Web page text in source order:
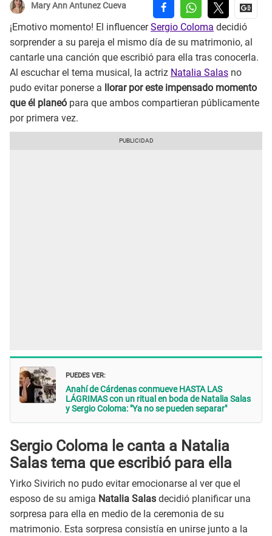
Mary Ann Antunez Cueva
¡Emotivo momento! El influencerSergio Coloma decidió
sorprender a su pareja el mismo día de su matrimonio, al
cantarle una canción que escribió para ella tras conocerla.
Al escuchar el tema musical, la actriz Natalia Salas no
pudo evitar ponerse a
llorar por este impensado momento
que él planeó para que ambos compartieran públicamente
por primera vez.
PUEDES VER:
Anahí de Cárdenas conmueve HASTA LAS
LÁGRIMAS con un ritual en boda de Natalia Salas
y Sergio Coloma: "Ya no se pueden separar"
Sergio Coloma le canta a Natalia
Salas tema que escribió para ella
Yirko Sivirich no pudo evitar emocionarse al ver que el
esposo de su amiga Natalia Salas decidió planificar una
sorpresa para ella en medio de la ceremonia de su
matrimonio. Esta sorpresa consistía en unirse junto a la